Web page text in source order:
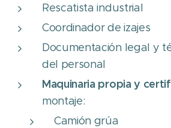
Rescatista industrial
Coordinador de izajes
Documentación legal y
del personal
Maquinaria propia y
montaje:
Camión grúa